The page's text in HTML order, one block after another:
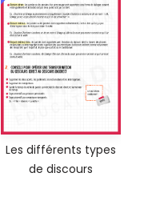
Les différents types
de discours